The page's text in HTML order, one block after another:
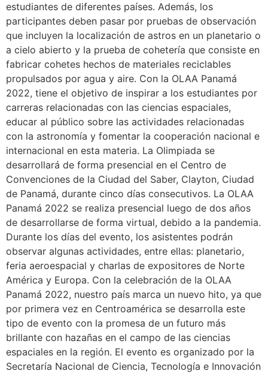
estudiantes de diferentes países. Además, los
participantes deben pasar por pruebas de observación
que incluyen la localización de astros en un planetario o
a cielo abierto y la prueba de cohetería que consiste en
fabricar cohetes hechos de materiales reciclables
propulsados por agua y aire. Con la OLAA Panamá
2022, tiene el objetivo de inspirar a los estudiantes por
carreras relacionadas con las ciencias espaciales,
educar al público sobre las actividades relacionadas
con la astronomía y fomentar la cooperación nacional e
internacional en esta materia. La Olimpiada se
desarrollará de forma presencial en el Centro de
Convenciones de la Ciudad del Saber, Clayton, Ciudad
de Panamá, durante cinco días consecutivos. La OLAA
Panamá 2022 se realiza presencial luego de dos años
de desarrollarse de forma virtual, debido a la pandemia.
Durante los días del evento, los asistentes podrán
observar algunas actividades, entre ellas: planetario,
feria aeroespacial y charlas de expositores de Norte
América y Europa. Con la celebración de la OLAA
Panamá 2022, nuestro país marca un nuevo hito, ya que
por primera vez en Centroamérica se desarrolla este
tipo de evento con la promesa de un futuro más
brillante con hazañas en el campo de las ciencias
espaciales en la región. El evento es organizado por la
Secretaría Nacional de Ciencia, Tecnología e Innovación